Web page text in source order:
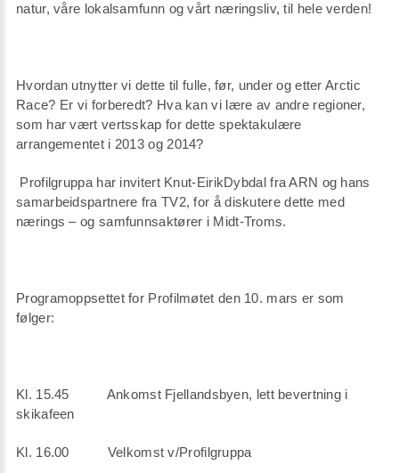
natur, våre lokalsamfunn og vårt næringsliv, til hele verden!
Hvordan utnytter vi dette til fulle, før, under og etter Arctic
Race? Er vi forberedt? Hva kan vi lære av andre regioner,
som har vært vertsskap for dette spektakulære
arrangementet i 2013 og 2014?
Profilgruppa har invitert Knut-EirikDybdal fra ARN og hans
samarbeidspartnere fra TV2, for å diskutere dette med
nærings – og samfunnsaktører i Midt-Troms.
Programoppsettet for Profilmøtet den 10. mars er som
følger:
Kl. 15.45 Ankomst Fjellandsbyen, lett bevertning i
skikafeen
Kl. 16.00 Velkomst v/Profilgruppa